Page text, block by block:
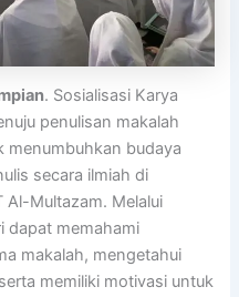
. Sosialisasi Karya
penulisan makalah
menumbuhkan budaya
secara ilmiah di
Al-Multazam. Melalui
dapat memahami
makalah, mengetahui
memiliki motivasi untuk